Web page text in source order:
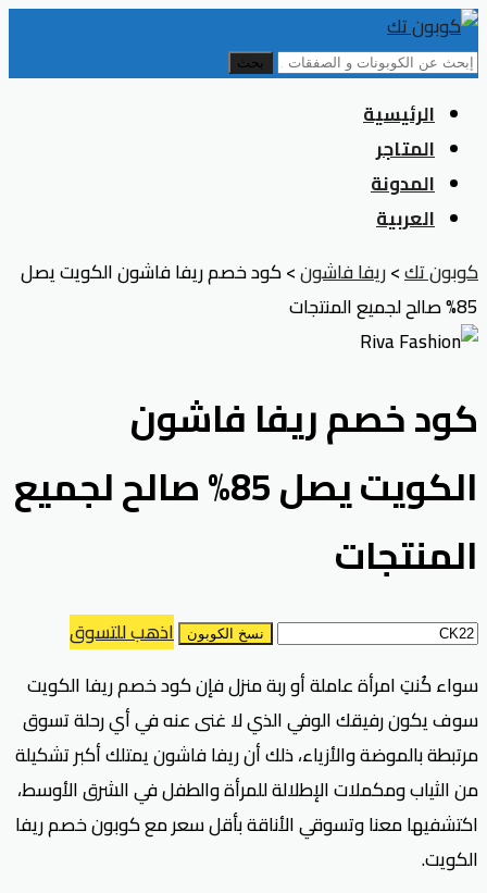
بحث
Skip
content
الرئيسية
المتاجر
المدونة
العربية
كوبون تك>ريفا فاشون>كود خصم ريفا فاشون الكويت يصل
85% صالح لجميع المنتجات
كود خصم ريفا فاشون
الكويت يصل 85% صالح لجميع
المنتجات
نسخ الكوبون
اذهب للتسوق
سواء كُنتِ امرأة عاملة أو ربة منزل فإن كود خصم ريفا الكويت
سوف يكون رفيقك الوفي الذي لا غنى عنه في أي رحلة تسوق
مرتبطة بالموضة والأزياء، ذلك أن ريفا فاشون يمتلك أكبر تشكيلة
من الثياب ومكملات الإطلالة للمرأة والطفل في الشرق الأوسط،
اكتشفيها معنا وتسوقي الأناقة بأقل سعر مع كوبون خصم ريفا
الكويت.